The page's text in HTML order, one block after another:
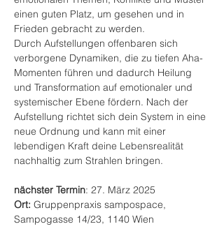
einen guten Platz, um gesehen und in
Frieden gebracht zu werden.
Durch Aufstellungen offenbaren sich
verborgene Dynamiken, die zu tiefen Aha-
Momenten führen und dadurch Heilung
und Transformation auf emotionaler und
systemischer Ebene fördern. Nach der
Aufstellung richtet sich dein System in eine
neue Ordnung und kann mit einer
lebendigen Kraft deine Lebensrealität
nachhaltig zum Strahlen bringen.
nächster Termin: 27. März 2025
Ort: Gruppenpraxis sampospace,
Sampogasse 14/23, 1140 Wien